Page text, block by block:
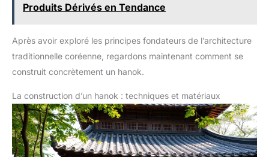
Produits Dérivés en Tendance
Après avoir exploré les principes fondateurs de l’architecture
traditionnelle coréenne, regardons maintenant comment se
construit concrètement un hanok.
La construction d’un hanok : techniques et matériaux